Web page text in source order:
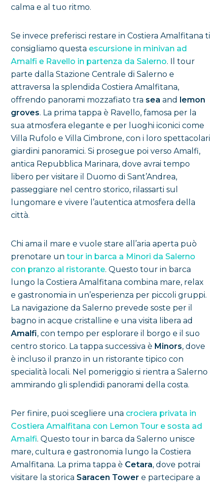
calma e al tuo ritmo.
Se invece preferisci restare in Costiera Amalfitana ti
consigliamo questa escursione in minivan ad
Amalfi e Ravello in partenza da Salerno. Il tour
parte dalla Stazione Centrale di Salerno e
attraversa la splendida Costiera Amalfitana,
offrendo panorami mozzafiato tra sea and lemon
groves. La prima tappa è Ravello, famosa per la
sua atmosfera elegante e per luoghi iconici come
Villa Rufolo e Villa Cimbrone, con i loro spettacolari
giardini panoramici. Si prosegue poi verso Amalfi,
antica Repubblica Marinara, dove avrai tempo
libero per visitare il Duomo di Sant’Andrea,
passeggiare nel centro storico, rilassarti sul
lungomare e vivere l’autentica atmosfera della
città.
Chi ama il mare e vuole stare all’aria aperta può
prenotare un tour in barca a Minori da Salerno
con pranzo al ristorante. Questo tour in barca
lungo la Costiera Amalfitana combina mare, relax
e gastronomia in un’esperienza per piccoli gruppi.
La navigazione da Salerno prevede soste per il
bagno in acque cristalline e una visita libera ad
Amalfi, con tempo per esplorare il borgo e il suo
centro storico. La tappa successiva è Minors, dove
è incluso il pranzo in un ristorante tipico con
specialità locali. Nel pomeriggio si rientra a Salerno
ammirando gli splendidi panorami della costa.
Per finire, puoi scegliere una crociera privata in
Costiera Amalfitana con Lemon Tour e sosta ad
Amalfi. Questo tour in barca da Salerno unisce
mare, cultura e gastronomia lungo la Costiera
Amalfitana. La prima tappa è Cetara, dove potrai
visitare la storica Saracen Tower e partecipare a